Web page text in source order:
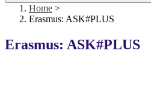
Home >
Erasmus: ASK#PLUS
Erasmus: ASK#PLUS